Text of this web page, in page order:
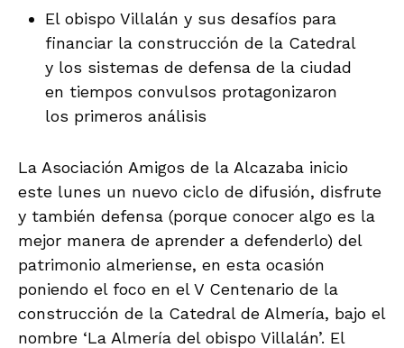
El obispo Villalán y sus desafíos para
financiar la construcción de la Catedral
y los sistemas de defensa de la ciudad
en tiempos convulsos protagonizaron
los primeros análisis
La Asociación Amigos de la Alcazaba inicio
este lunes un nuevo ciclo de difusión, disfrute
y también defensa (porque conocer algo es la
mejor manera de aprender a defenderlo) del
patrimonio almeriense, en esta ocasión
poniendo el foco en el V Centenario de la
construcción de la Catedral de Almería, bajo el
nombre ‘La Almería del obispo Villalán’. El